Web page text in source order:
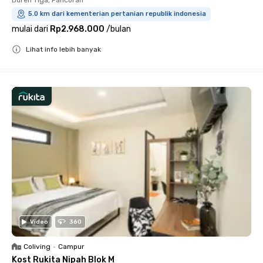
5.0 km dari kementerian pertanian republik indonesia
mulai dari Rp2.968.000 /bulan
Lihat info lebih banyak
Video 360
Coliving • Campur
Kost Rukita Nipah Blok M